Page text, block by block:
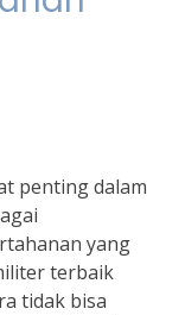
penting dalam
yang
terbaik
tidak bisa